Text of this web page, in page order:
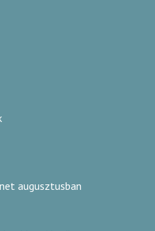
augusztusban